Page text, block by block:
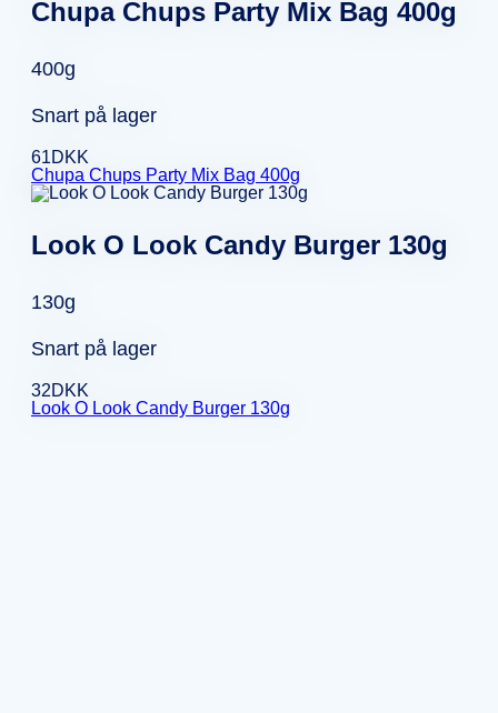
Chupa Chups Party Mix Bag 400g
400g
Snart på lager
61DKK
Chupa Chups Party Mix Bag 400g
Look O Look Candy Burger 130g
130g
Snart på lager
32DKK
Look O Look Candy Burger 130g